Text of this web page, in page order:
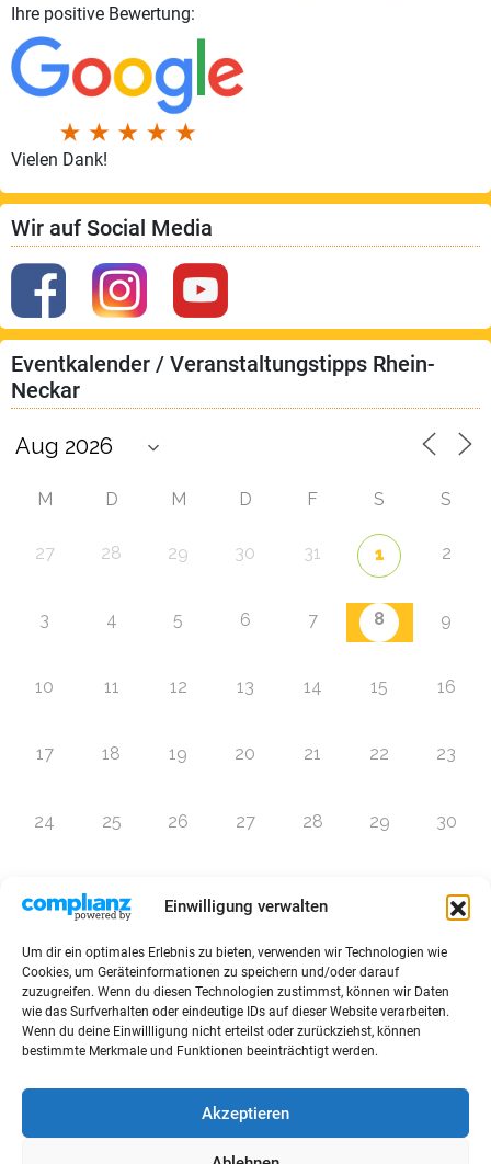
Einwilligung verwalten
Um dir ein optimales Erlebnis zu bieten, verwenden wir Technologien wie
Cookies, um Geräteinformationen zu speichern und/oder darauf
zuzugreifen. Wenn du diesen Technologien zustimmst, können wir Daten
wie das Surfverhalten oder eindeutige IDs auf dieser Website verarbeiten.
Wenn du deine Einwillligung nicht erteilst oder zurückziehst, können
bestimmte Merkmale und Funktionen beeinträchtigt werden.
Akzeptieren
Ihre positive Bewertung:
Vielen Dank!
Wir auf Social Media
Eventkalender / Veranstaltungstipps Rhein-
Neckar
M D M D F S S
27 28 29 30 31 1 2
3 4 5 6 7 8 9
10 11 12 13 14 15 16
17 18 19 20 21 22 23
24 25 26 27 28 29 30
Zur Eventübersicht